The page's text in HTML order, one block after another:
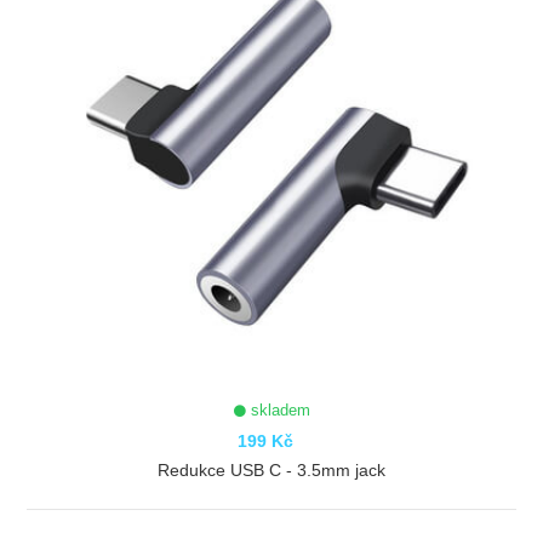
skladem
199 Kč
Redukce USB C - 3.5mm jack